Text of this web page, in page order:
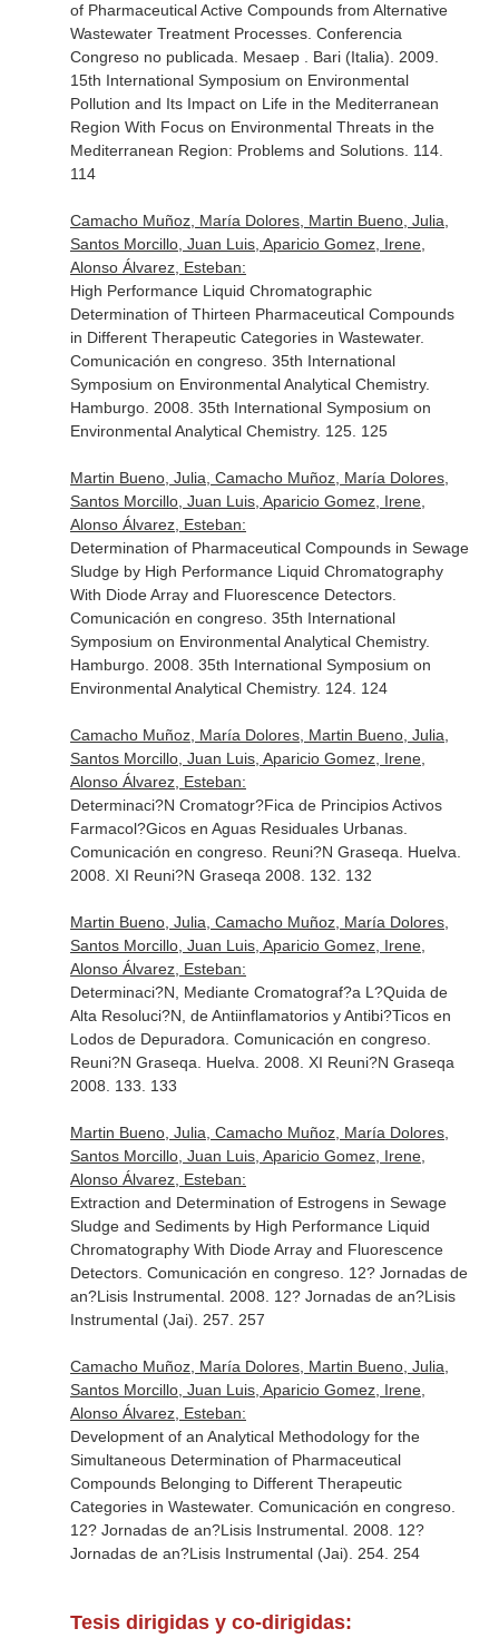
of Pharmaceutical Active Compounds from Alternative
Wastewater Treatment Processes. Conferencia
Congreso no publicada. Mesaep . Bari (Italia). 2009.
15th International Symposium on Environmental
Pollution and Its Impact on Life in the Mediterranean
Region With Focus on Environmental Threats in the
Mediterranean Region: Problems and Solutions. 114.
114
Camacho Muñoz, María Dolores, Martin Bueno, Julia,
Santos Morcillo, Juan Luis, Aparicio Gomez, Irene,
Alonso Álvarez, Esteban:
High Performance Liquid Chromatographic
Determination of Thirteen Pharmaceutical Compounds
in Different Therapeutic Categories in Wastewater.
Comunicación en congreso. 35th International
Symposium on Environmental Analytical Chemistry.
Hamburgo. 2008. 35th International Symposium on
Environmental Analytical Chemistry. 125. 125
Martin Bueno, Julia, Camacho Muñoz, María Dolores,
Santos Morcillo, Juan Luis, Aparicio Gomez, Irene,
Alonso Álvarez, Esteban:
Determination of Pharmaceutical Compounds in Sewage
Sludge by High Performance Liquid Chromatography
With Diode Array and Fluorescence Detectors.
Comunicación en congreso. 35th International
Symposium on Environmental Analytical Chemistry.
Hamburgo. 2008. 35th International Symposium on
Environmental Analytical Chemistry. 124. 124
Camacho Muñoz, María Dolores, Martin Bueno, Julia,
Santos Morcillo, Juan Luis, Aparicio Gomez, Irene,
Alonso Álvarez, Esteban:
Determinaci?N Cromatogr?Fica de Principios Activos
Farmacol?Gicos en Aguas Residuales Urbanas.
Comunicación en congreso. Reuni?N Graseqa. Huelva.
2008. XI Reuni?N Graseqa 2008. 132. 132
Martin Bueno, Julia, Camacho Muñoz, María Dolores,
Santos Morcillo, Juan Luis, Aparicio Gomez, Irene,
Alonso Álvarez, Esteban:
Determinaci?N, Mediante Cromatograf?a L?Quida de
Alta Resoluci?N, de Antiinflamatorios y Antibi?Ticos en
Lodos de Depuradora. Comunicación en congreso.
Reuni?N Graseqa. Huelva. 2008. XI Reuni?N Graseqa
2008. 133. 133
Martin Bueno, Julia, Camacho Muñoz, María Dolores,
Santos Morcillo, Juan Luis, Aparicio Gomez, Irene,
Alonso Álvarez, Esteban:
Extraction and Determination of Estrogens in Sewage
Sludge and Sediments by High Performance Liquid
Chromatography With Diode Array and Fluorescence
Detectors. Comunicación en congreso. 12? Jornadas de
an?Lisis Instrumental. 2008. 12? Jornadas de an?Lisis
Instrumental (Jai). 257. 257
Camacho Muñoz, María Dolores, Martin Bueno, Julia,
Santos Morcillo, Juan Luis, Aparicio Gomez, Irene,
Alonso Álvarez, Esteban:
Development of an Analytical Methodology for the
Simultaneous Determination of Pharmaceutical
Compounds Belonging to Different Therapeutic
Categories in Wastewater. Comunicación en congreso.
12? Jornadas de an?Lisis Instrumental. 2008. 12?
Jornadas de an?Lisis Instrumental (Jai). 254. 254
Tesis dirigidas y co-dirigidas: